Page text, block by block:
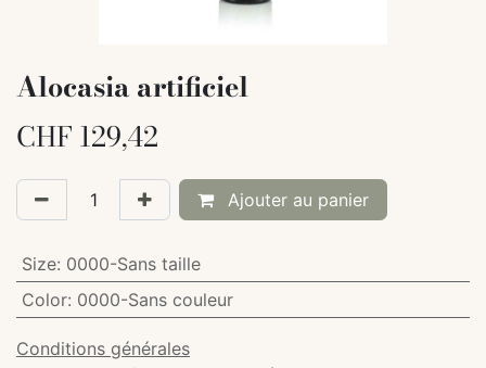
Alocasia artificiel
CHF 129,42
Ajouter au panier
Size: 0000-Sans taille
Color: 0000-Sans couleur
Conditions générales